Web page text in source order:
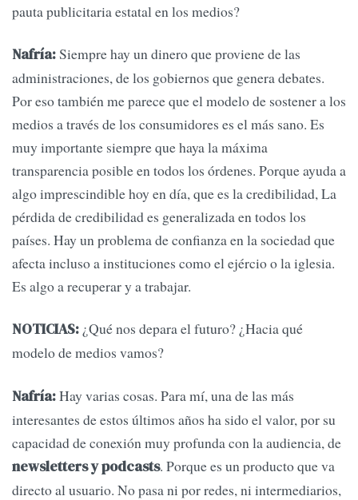
pauta publicitaria estatal en los medios?
Nafría:Siempre hay un dinero que proviene de las
administraciones, de los gobiernos que genera debates.
Por eso también me parece que el modelo de sostener a los
medios a través de los consumidores es el más sano. Es
muy importante siempre que haya la máxima
transparencia posible en todos los órdenes. Porque ayuda a
algo imprescindible hoy en día, que es la credibilidad, La
pérdida de credibilidad es generalizada en todos los
países. Hay un problema de confianza en la sociedad que
afecta incluso a instituciones como el ejércio o la iglesia.
Es algo a recuperar y a trabajar.
NOTICIAS: ¿Qué nos depara el futuro? ¿Hacia qué
modelo de medios vamos?
Nafría:Hay varias cosas. Para mí, una de las más
interesantes de estos últimos años ha sido el valor, por su
capacidad de conexión muy profunda con la audiencia, de
newsletters y podcasts. Porque es un producto que va
directo al usuario. No pasa ni por redes, ni intermediarios,